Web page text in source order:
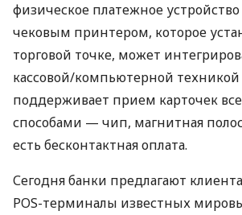
физическое платежное
чековым принтером, которое
торговой точке, может
кассовой/компьютерной
поддерживает прием карточек
способами — чип, магнитная
есть бесконтактная оплата.
Сегодня банки предлагают
POS-терминалы известных